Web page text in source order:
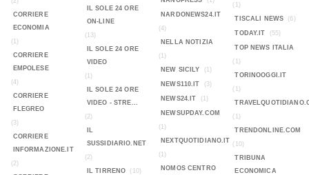
CORRIERE
ECONOMIA
(1)
CORRIERE
EMPOLESE
(4)
CORRIERE
FLEGREO
(3)
CORRIERE
INFORMAZIONE.IT
(2)
IL SOLE 24 ORE
ON-LINE
(13)
IL SOLE 24 ORE
VIDEO
(1)
IL SOLE 24 ORE
VIDEO - STRE...
(2)
IL
SUSSIDIARIO.NET
(2)
IL TIRRENO
(10)
NARDONEWS24.IT
(4)
NELLA NOTIZIA
(1)
NEW SICILY
(1)
NEWS110.IT (3)
NEWS24.IT (1)
NEWSUPDAY.COM
(1)
NEXTQUOTIDIANO.IT
(1)
NOMOS CENTRO
(1)
TISCALI NEWS
(6)
TODAY.IT (55)
TOP NEWS ITALIA
(1)
TORINOOGGI.IT
(1)
(1)
TRENDONLINE.COM
(10)
TRIBUNA
ECONOMICA